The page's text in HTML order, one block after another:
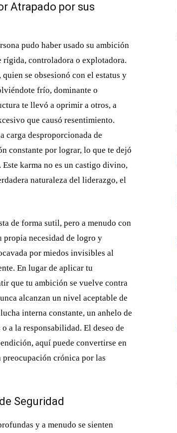
Atrapado por sus
pudo haber usado su ambición
rígida, controladora o explotadora.
se obsesionó con el estatus y
frío, dominante o
te llevó a oprimir a otros, a
que causó resentimiento.
carga desproporcionada de
constante por lograr, lo que te dejó
karma no es un castigo divino,
naturaleza del liderazgo, el
de forma sutil, pero a menudo con
propia necesidad de logro y
por miedos invisibles al
En lugar de aplicar tu
que tu ambición se vuelve contra
alcanzan un nivel aceptable de
interna constante, un anhelo de
a la responsabilidad. El deseo de
aquí puede convertirse en
crónica por las
Seguridad
y a menudo se sienten